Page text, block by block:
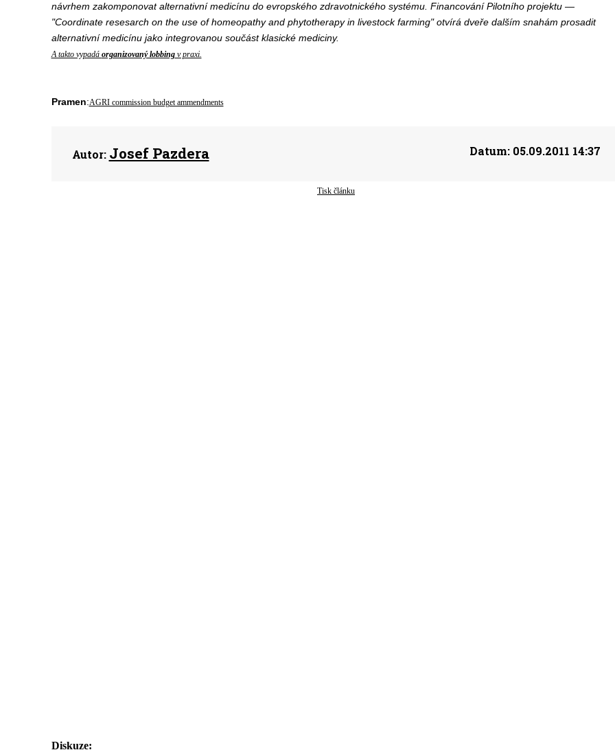
návrhem zakomponovat alternativní medicínu do evropského zdravotnického systému. Financování Pilotního projektu —
"Coordinate resesarch on the use of homeopathy and phytotherapy in livestock farming" otvírá dveře dalším snahám prosadit
alternativní medicínu jako integrovanou součást klasické mediciny.
A takto vypadá organizovaný lobbingv praxi.
Pramen:AGRI commission budget ammendments
Autor: Josef Pazdera Datum:05.09.2011 14:37
Tisk článku
Diskuze: